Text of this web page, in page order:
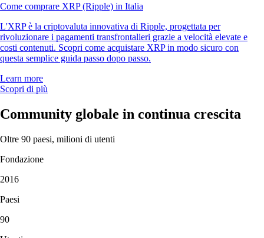
Come comprare XRP (Ripple) in Italia
L'XRP è la criptovaluta innovativa di Ripple, progettata per
rivoluzionare i pagamenti transfrontalieri grazie a velocità elevate e
costi contenuti. Scopri come acquistare XRP in modo sicuro con
questa semplice guida passo dopo passo.
Learn more
Scopri di più
Community globale in continua crescita
Oltre 90 paesi, milioni di utenti
Fondazione
2016
Paesi
90